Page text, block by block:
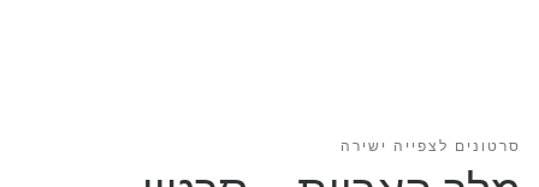
סרטונים לצפייה ישירה